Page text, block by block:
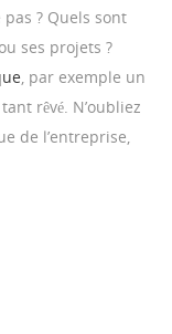
pas ? Quels sont
ses projets ?
, par exemple un
rêvé. N’oubliez
de l’entreprise,